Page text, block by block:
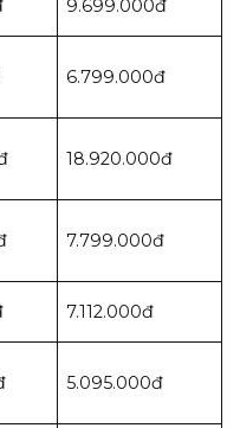
9.699.000đ
6.799.000đ
18.920.000đ
7.799.000đ
7.112.000đ
5.095.000đ